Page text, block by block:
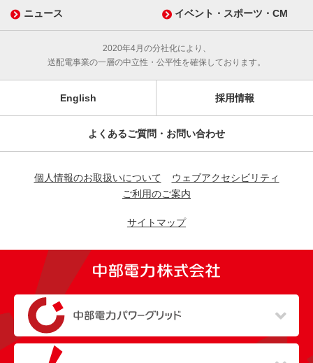
ニュース イベント・スポーツ・CM
2020年4月の分社化により、
送配電事業の一層の中立性・公平性を確保しております。
English 採用情報
よくあるご質問・お問い合わせ
個人情報のお取扱いについて
ウェブアクセシビリティ
ご利用のご案内
サイトマップ
（新しいウィンドウを開きます）